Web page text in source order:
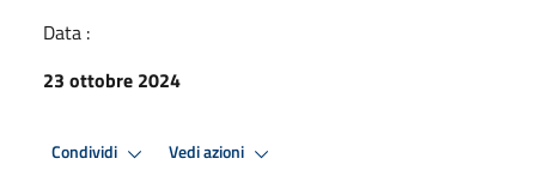
Data :
23 ottobre 2024
Condividi Vedi azioni